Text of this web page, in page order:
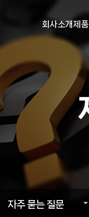
회사소개
인사말
오시는길
제
현
선
자주 묻는 질문